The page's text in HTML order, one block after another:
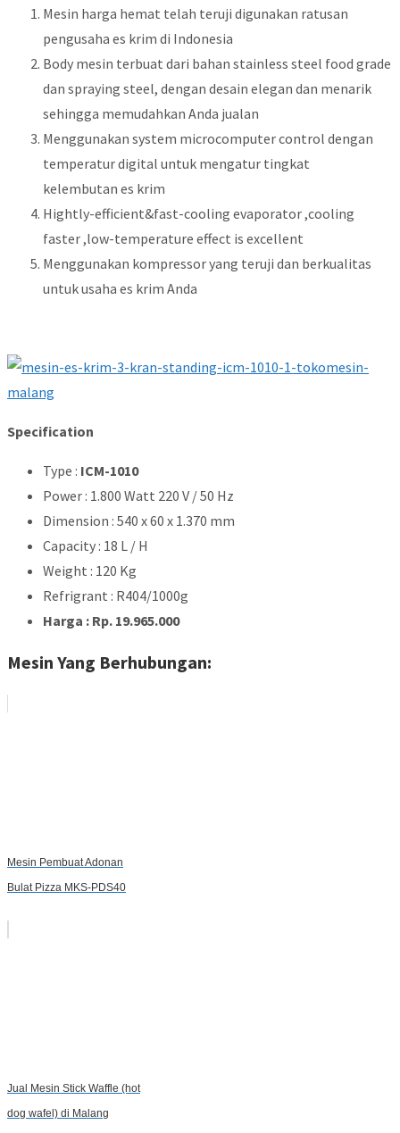
Mesin harga hemat telah teruji digunakan ratusan
pengusaha es krim di Indonesia
Body mesin terbuat dari bahan stainless steel food grade
dan spraying steel, dengan desain elegan dan menarik
sehingga memudahkan Anda jualan
Menggunakan system microcomputer control dengan
temperatur digital untuk mengatur tingkat
kelembutan es krim
Hightly-efficient&fast-cooling evaporator ,cooling
faster ,low-temperature effect is excellent
Menggunakan kompressor yang teruji dan berkualitas
untuk usaha es krim Anda
Specification
Type : ICM-1010
Power : 1.800 Watt 220 V / 50 Hz
Dimension : 540 x 60 x 1.370 mm
Capacity : 18 L / H
Weight : 120 Kg
Refrigrant : R404/1000g
Harga : Rp. 19.965.000
Mesin Yang Berhubungan:
Mesin Pembuat Adonan
Bulat Pizza MKS-PDS40
Jual Mesin Stick Waffle (hot
dog wafel) di Malang